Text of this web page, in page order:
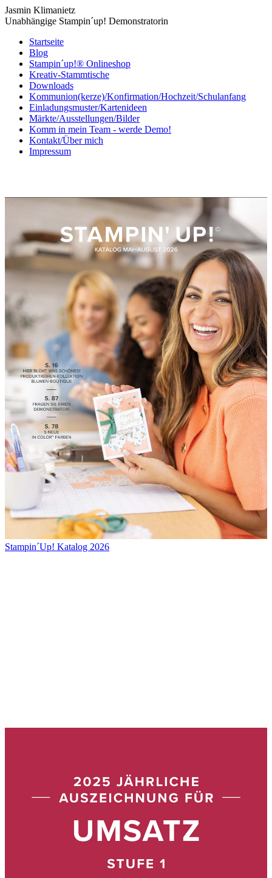
Jasmin Klimanietz
Unabhängige Stampin´up! Demonstratorin
Startseite
Blog
Stampin´up!® Onlineshop
Kreativ-Stammtische
Downloads
Kommunion(kerze)/Konfirmation/Hochzeit/Schulanfang
Einladungsmuster/Kartenideen
Märkte/Ausstellungen/Bilder
Komm in mein Team - werde Demo!
Kontakt/Über mich
Impressum
Stampin´Up! Katalog 2026